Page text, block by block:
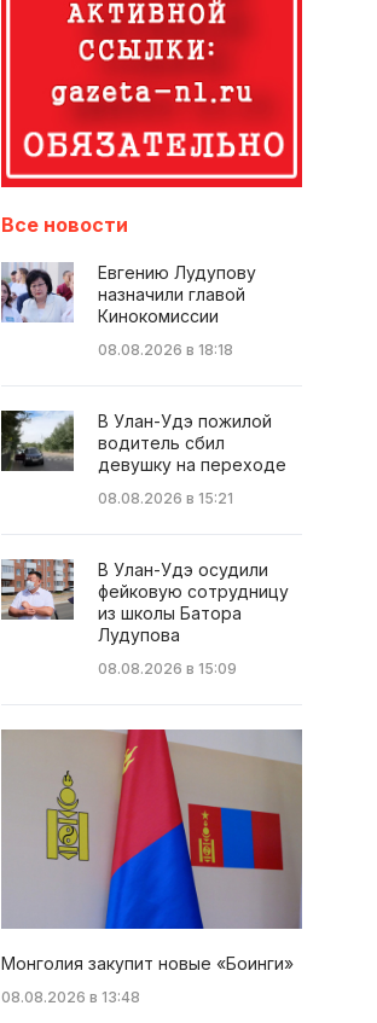
Все новости
Евгению Лудупову
назначили главой
Кинокомиссии
08.08.2026 в 18:18
В Улан-Удэ пожилой
водитель сбил
девушку на переходе
08.08.2026 в 15:21
В Улан-Удэ осудили
фейковую сотрудницу
из школы Батора
Лудупова
08.08.2026 в 15:09
Монголия закупит новые «Боинги»
08.08.2026 в 13:48